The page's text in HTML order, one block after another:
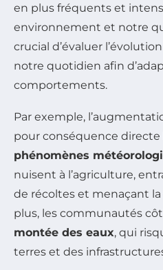
en plus fréquents et
environnement et notre
crucial d’évaluer
notre quotidien afin
comportements.
Par exemple,
pour conséquence
phénomènes
nuisent à l’agriculture,
de récoltes et menaçant
plus, les communautés
montée des eaux, qui
terres et des